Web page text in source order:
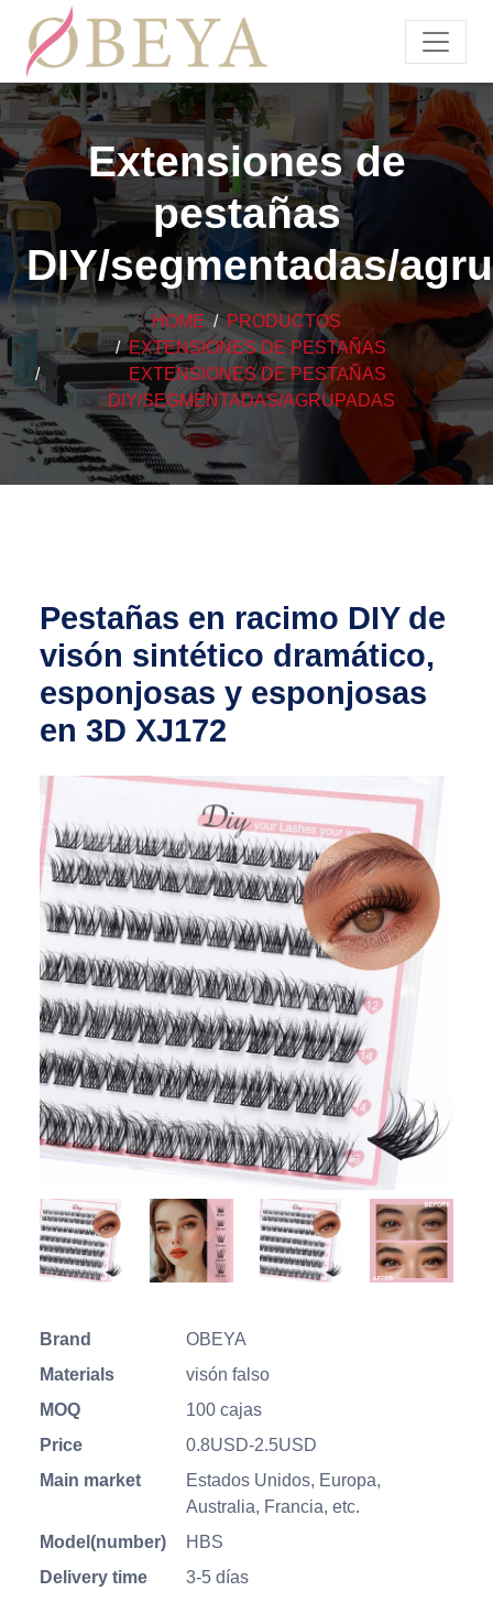
Extensiones de
pestañas
DIY/segmentadas/
HOME
PRODUCTOS
EXTENSIONES DE PESTAÑAS
EXTENSIONES DE PESTAÑAS
DIY/SEGMENTADAS/AGRUPADAS
Pestañas en racimo DIY de
visón sintético dramático,
esponjosas y esponjosas
en 3D XJ172
Brand
OBEYA
Materials
visón falso
MOQ
100 cajas
Price
0.8USD-2.5USD
Main market
Estados Unidos, Europa,
Australia, Francia, etc.
Model(number)
HBS
Delivery time
3-5 días